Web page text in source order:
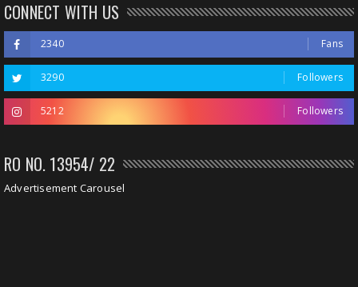
CONNECT WITH US
2340 Fans
3290 Followers
5212 Followers
RO NO. 13954/ 22
Advertisement Carousel